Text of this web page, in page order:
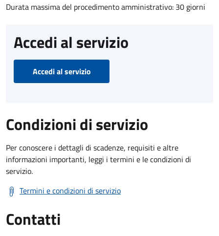
Durata massima del procedimento amministrativo: 30 giorni
Accedi al servizio
Accedi al servizio
Condizioni di servizio
Per conoscere i dettagli di scadenze, requisiti e altre
informazioni importanti, leggi i termini e le condizioni di
servizio.
Termini e condizioni di servizio
Contatti